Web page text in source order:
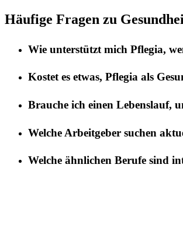
Häufige Fragen zu
Wie unterstützt mich Pflegia,
Kostet es etwas, Pflegia als
Brauche ich einen Lebenslauf,
Welche Arbeitgeber suchen
Welche ähnlichen Berufe sind